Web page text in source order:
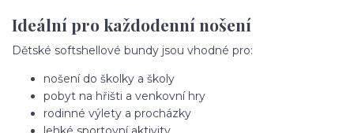
Ideální pro každodenní nošení
Dětské softshellové bundy jsou vhodné pro:
nošení do školky a školy
pobyt na hřišti a venkovní hry
rodinné výlety a procházky